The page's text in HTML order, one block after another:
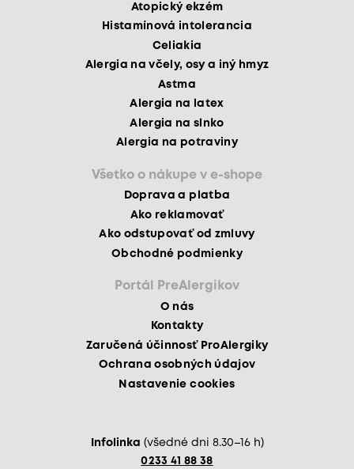
Atopický ekzém
Histamínová intolerancia
Celiakia
Alergia na včely, osy a iný hmyz
Astma
Alergia na latex
Alergia na slnko
Alergia na potraviny
Všetko o nákupe v e-shope
Doprava a platba
Ako reklamovať
Ako odstupovať od zmluvy
Obchodné podmienky
Portál PreAlergikov
O nás
Kontakty
Zaručená účinnosť ProAlergiky
Ochrana osobných údajov
Nastavenie cookies
Infolinka (všedné dni 8.30–16 h)
0233 41 88 38